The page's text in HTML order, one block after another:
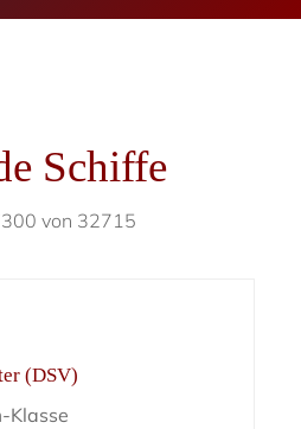
Schiffe
von 32715
(DSV)
Klasse